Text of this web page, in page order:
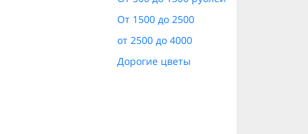
От 1500 до 2500
от 2500 до 4000
Дорогие цветы